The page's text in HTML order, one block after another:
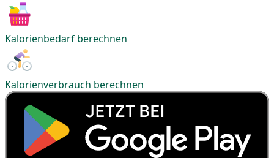
Kalorienbedarf berechnen
Kalorienverbrauch berechnen